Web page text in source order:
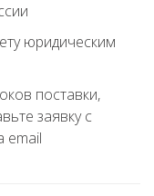
юридическим
поставки,
заявку с
email